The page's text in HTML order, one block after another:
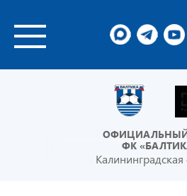
ФК
Калининградская